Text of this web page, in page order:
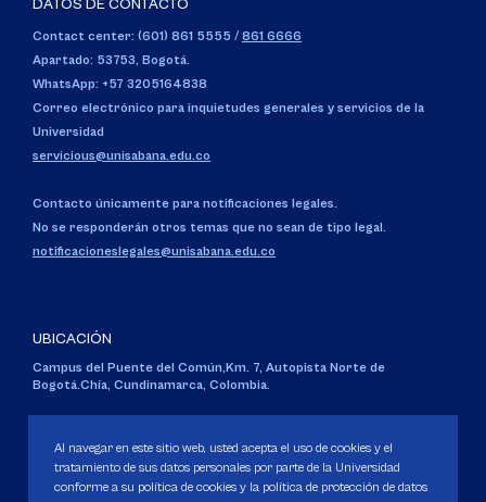
DATOS DE CONTACTO
Contact center: (601) 861 5555 / 861 6666
Apartado: 53753, Bogotá.
WhatsApp: +57 3205164838
Correo electrónico para inquietudes generales y servicios de la
Universidad
servicious@unisabana.edu.co
Contacto únicamente para notificaciones legales.
No se responderán otros temas que no sean de tipo legal.
notificacioneslegales@unisabana.edu.co
UBICACIÓN
Campus del Puente del Común,Km. 7, Autopista Norte de
Bogotá.Chía, Cundinamarca, Colombia.
Personería Jurídica:Resolución 130 del 14 de enero de 1980.
Ministerio de Educación Nacional.
Al navegar en este sitio web, usted acepta el uso de cookies y el
tratamiento de sus datos personales por parte de la Universidad
conforme a su política de cookies y la política de protección de datos